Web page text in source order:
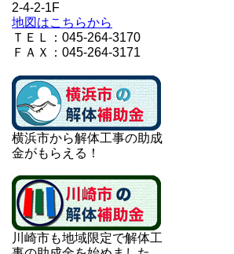
2-4-2-1F
地図はこちらから
ＴＥＬ：045-264-3170
ＦＡＸ：045-264-3171
横浜市から解体工事の助成
金がもらえる！
川崎市も地域限定で解体工